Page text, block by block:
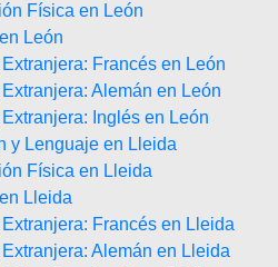
Física en León
León
Francés en León
Alemán en León
Inglés en León
y Lenguaje en Lleida
Física en Lleida
Lleida
Francés en Lleida
Alemán en Lleida